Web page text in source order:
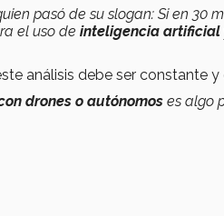
pasó de su slogan: Si en 30
el uso de inteligencia artificial
análisis debe ser constante
drones o autónomos es algo